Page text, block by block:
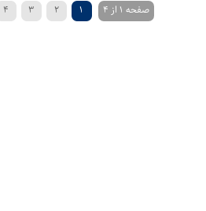
صفحه 1 از 4 1
2
3
4